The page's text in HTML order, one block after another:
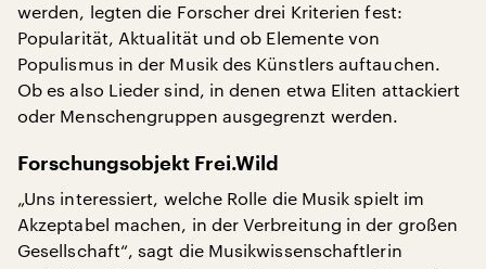
werden, legten die Forscher drei Kriterien fest:
Popularität, Aktualität und ob Elemente von
Populismus in der Musik des Künstlers auftauchen.
Ob es also Lieder sind, in denen etwa Eliten attackiert
oder Menschengruppen ausgegrenzt werden.
Forschungsobjekt Frei.Wild
„Uns interessiert, welche Rolle die Musik spielt im
Akzeptabel machen, in der Verbreitung in der großen
Gesellschaft“, sagt die Musikwissenschaftlerin